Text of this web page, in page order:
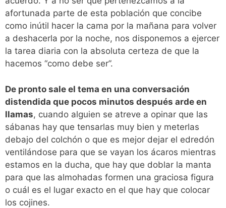
afortunada parte de esta población que concibe
como inútil hacer la cama por la mañana para volver
a deshacerla por la noche, nos disponemos a ejercer
la tarea diaria con la absoluta certeza de que la
hacemos “como debe ser”.
De pronto sale el tema en una conversación
distendida que pocos minutos después arde en
llamas, cuando alguien se atreve a opinar que las
sábanas hay que tensarlas muy bien y meterlas
debajo del colchón o que es mejor dejar el edredón
ventilándose para que se vayan los ácaros mientras
estamos en la ducha, que hay que doblar la manta
para que las almohadas formen una graciosa figura
o cuál es el lugar exacto en el que hay que colocar
los cojines.